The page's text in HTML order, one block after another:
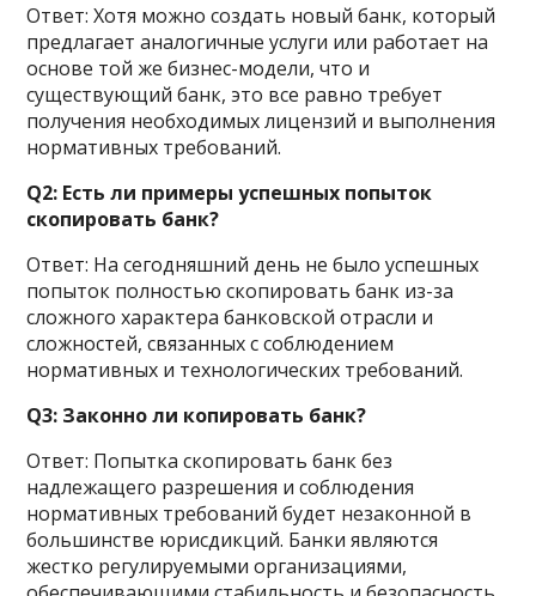
Ответ: Хотя можно создать новый банк, который
предлагает аналогичные услуги или работает на
основе той же бизнес-модели, что и
существующий банк, это все равно требует
получения необходимых лицензий и выполнения
нормативных требований.
Q2: Есть ли примеры успешных попыток
скопировать банк?
Ответ: На сегодняшний день не было успешных
попыток полностью скопировать банк из-за
сложного характера банковской отрасли и
сложностей, связанных с соблюдением
нормативных и технологических требований.
Q3: Законно ли копировать банк?
Ответ: Попытка скопировать банк без
надлежащего разрешения и соблюдения
нормативных требований будет незаконной в
большинстве юрисдикций. Банки являются
жестко регулируемыми организациями,